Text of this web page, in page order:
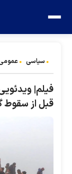
سیاسی
فیلم|
قبل از سقوط